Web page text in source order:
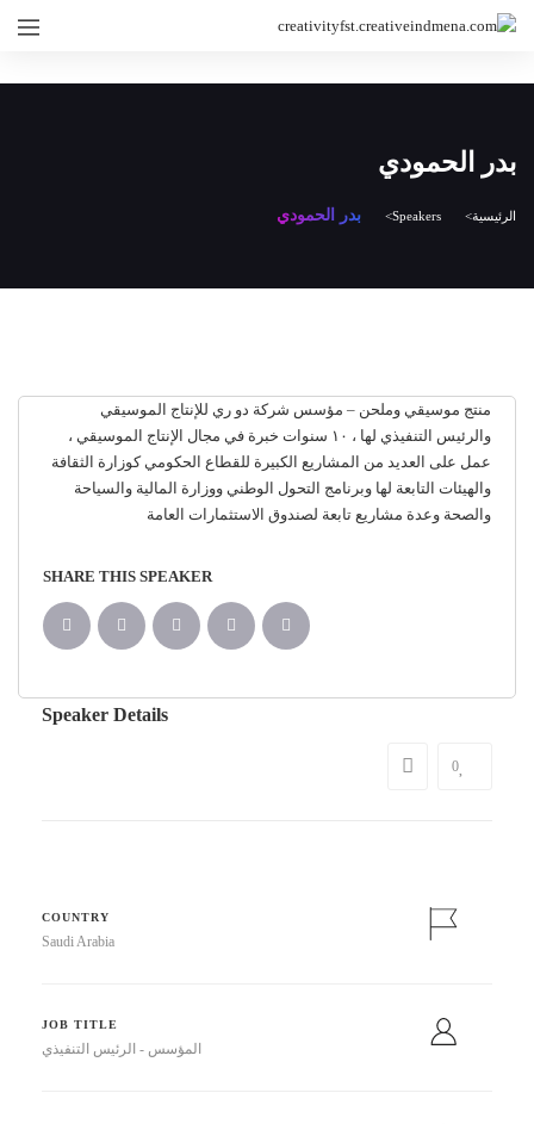
بدر الحمودي
الرئيسية Speakers بدر الحمودي
منتج موسيقي وملحن – مؤسس شركة دو ري للإنتاج الموسيقي
والرئيس التنفيذي لها ، ١٠ سنوات خبرة في مجال الإنتاج الموسيقي ،
عمل على العديد من المشاريع الكبيرة للقطاع الحكومي كوزارة الثقافة
والهيئات التابعة لها وبرنامج التحول الوطني ووزارة المالية والسياحة
والصحة وعدة مشاريع تابعة لصندوق الاستثمارات العامة
SHARE THIS SPEAKER
Speaker Details
0
COUNTRY
Saudi Arabia
JOB TITLE
المؤسس - الرئيس التنفيذي